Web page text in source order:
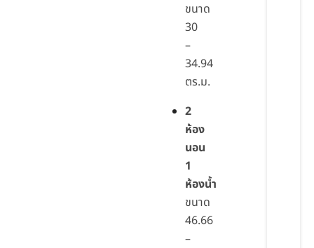
ขนาด
30
–
34.94
ตร.ม.
2
ห้อง
นอน
1
ห้องน้ำ
ขนาด
46.66
–